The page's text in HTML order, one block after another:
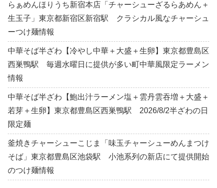
らぁめんほりうち新宿本店「チャーシューざるらあめん＋
生玉子」東京都新宿区新宿駅 クラシカル風なチャーシュ
ーつけ麺情報
中華そば半ざわ【冷やし中華＋大盛＋生卵】東京都豊島区
西巣鴨駅 毎週水曜日に提供が多い町中華風限定ラーメン
情報
中華そば半ざわ【鮑出汁ラーメン塩＋雲丹雲吞増＋大盛＋
若芽＋生卵】東京都豊島区西巣鴨駅 2026/8/2半ざわの日
限定麺
釜焼きチャーシューこじま「味玉チャーシューめんまつけ
そば」東京都豊島区池袋駅 小池系列の新店にて提供開始
のつけ麺情報